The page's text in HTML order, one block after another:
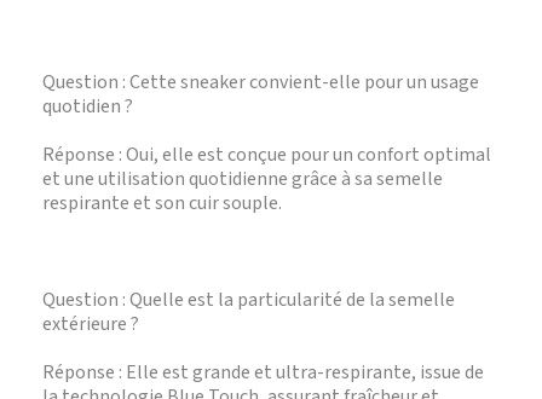
Question : Cette sneaker convient-elle pour un usage
quotidien ?
Réponse : Oui, elle est conçue pour un confort optimal
et une utilisation quotidienne grâce à sa semelle
respirante et son cuir souple.
Question : Quelle est la particularité de la semelle
extérieure ?
Réponse : Elle est grande et ultra-respirante, issue de